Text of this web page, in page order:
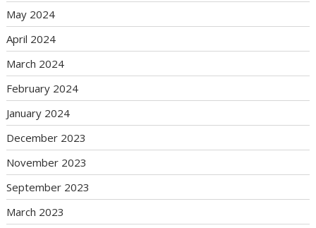
May 2024
April 2024
March 2024
February 2024
January 2024
December 2023
November 2023
September 2023
March 2023